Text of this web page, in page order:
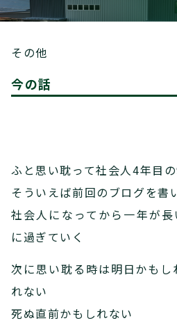
その他
今の話
ふと思い耽って社会人4年目
そういえば前回のブログを書
社会人になってから一年が
に過ぎていく
次に思い耽る時は明日かも
れない
死ぬ直前かもしれない